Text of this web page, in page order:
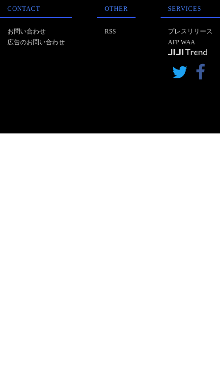
CONTACT
お問い合わせ
広告のお問い合わせ
OTHER
RSS
SERVICES
プレスリリース
AFP WAA